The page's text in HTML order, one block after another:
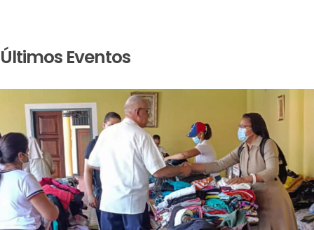
Últimos Eventos